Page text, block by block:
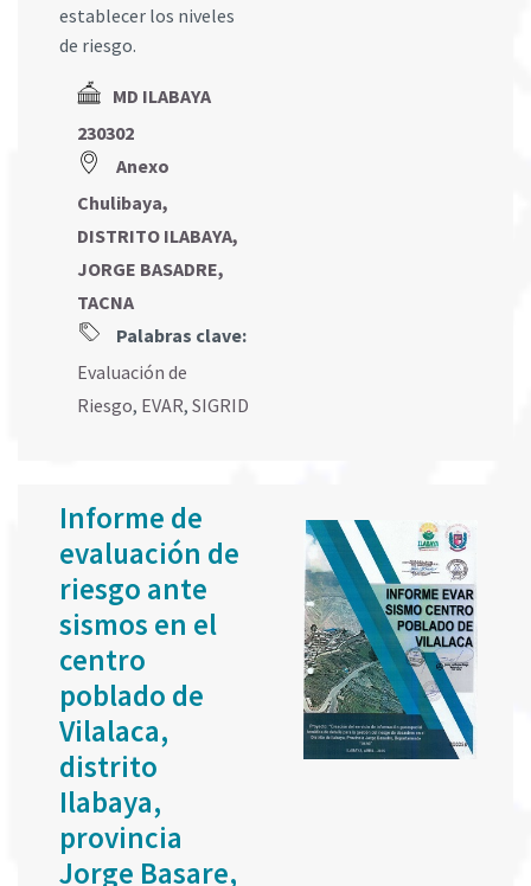
establecer los niveles
de riesgo.
MD ILABAYA
230302
Anexo
Chulibaya,
DISTRITO ILABAYA,
JORGE BASADRE,
TACNA
Palabras clave:
Evaluación de
Riesgo, EVAR, SIGRID
Informe de
evaluación de
riesgo ante
sismos en el
centro
poblado de
Vilalaca,
distrito
Ilabaya,
provincia
Jorge Basare,